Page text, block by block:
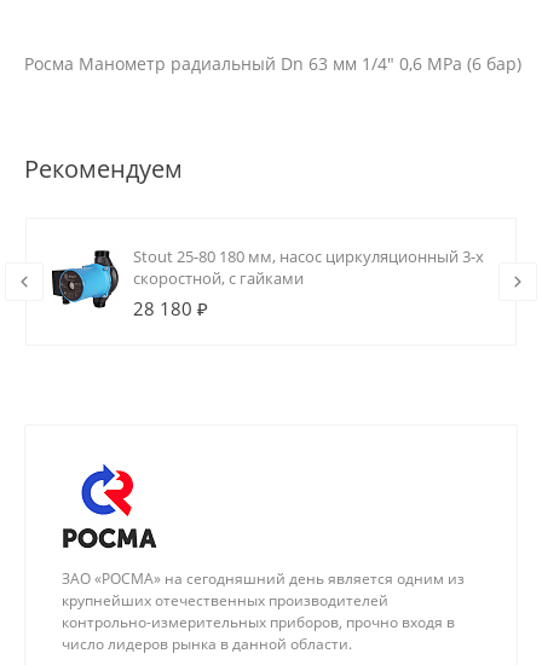
Росма Манометр радиальный Dn 63 мм 1/4" 0,6 MPa (6 бар)
Рекомендуем
Stout 25-80 180 мм, насос циркуляционный 3-х
скоростной, с гайками
28 180 ₽
ЗАО «РОСМА» на сегодняшний день является одним из
крупнейших отечественных производителей
контрольно-измерительных приборов, прочно входя в
число лидеров рынка в данной области.